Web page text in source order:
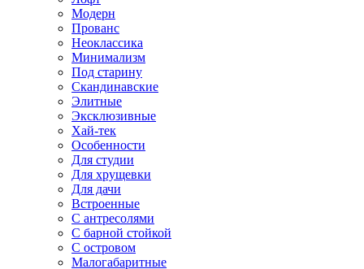
Модерн
Прованс
Неоклассика
Минимализм
Под старину
Скандинавские
Элитные
Эксклюзивные
Хай-тек
Особенности
Для студии
Для хрущевки
Для дачи
Встроенные
С антресолями
С барной стойкой
С островом
Малогабаритные